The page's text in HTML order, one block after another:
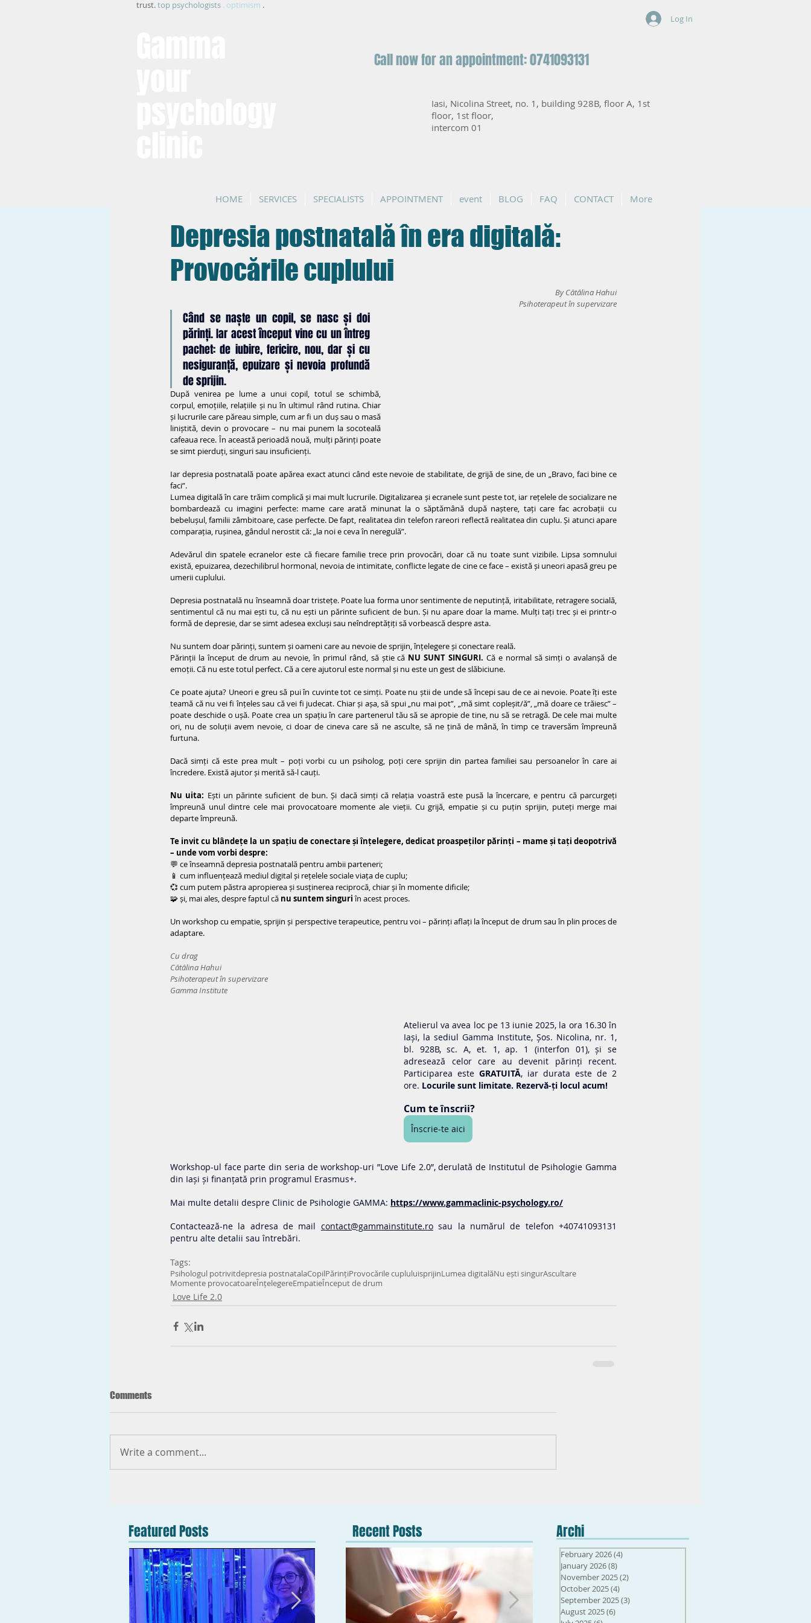
trust.top psychologists . optimism .
Log In
Call now for an appointment: 0741093131
Iasi, Nicolina Street, no. 1, building 928B, floor A, 1st
floor, 1st floor,
intercom 01
HOME SERVICES SPECIALISTS APPOINTMENT event BLOG FAQ CONTACT More
Depresia postnatală în era digitală:
Provocările cuplului
By Cătălina Hahui
Psihoterapeut în supervizare
Când se naște un copil, se nasc și doi
părinți. Iar acest început vine cu un întreg
pachet: de iubire, fericire, nou, dar și cu
nesiguranță, epuizare și nevoia profundă
de sprijin.
După venirea pe lume a unui copil, totul se schimbă,
corpul, emoțiile, relațiile și nu în ultimul rând rutina. Chiar
și lucrurile care păreau simple, cum ar fi un duș sau o masă
liniștită, devin o provocare – nu mai punem la socoteală
cafeaua rece. În această perioadă nouă, mulți părinți poate
se simt pierduți, singuri sau insuficienți.
Iar depresia postnatală poate apărea exact atunci când este nevoie de stabilitate, de grijă de sine, de un „Bravo, faci bine ce
faci”.
Lumea digitală în care trăim complică și mai mult lucrurile. Digitalizarea și ecranele sunt peste tot, iar rețelele de socializare ne
bombardează cu imagini perfecte: mame care arată minunat la o săptămână după naștere, tați care fac acrobații cu
bebelușul, familii zâmbitoare, case perfecte. De fapt, realitatea din telefon rareori reflectă realitatea din cuplu. Și atunci apare
comparația, rușinea, gândul nerostit că: „la noi e ceva în neregulă”.
Adevărul din spatele ecranelor este că fiecare familie trece prin provocări, doar că nu toate sunt vizibile. Lipsa somnului
există, epuizarea, dezechilibrul hormonal, nevoia de intimitate, conflicte legate de cine ce face – există și uneori apasă greu pe
umerii cuplului.
Depresia postnatală nu înseamnă doar tristețe. Poate lua forma unor sentimente de neputință, iritabilitate, retragere socială,
sentimentul că nu mai ești tu, că nu ești un părinte suficient de bun. Și nu apare doar la mame. Mulți tați trec și ei printr-o
formă de depresie, dar se simt adesea excluși sau neîndreptățiți să vorbească despre asta.
Nu suntem doar părinți, suntem și oameni care au nevoie de sprijin, înțelegere și conectare reală.
Părinții la început de drum au nevoie, în primul rând, să știe că NU SUNT SINGURI. Că e normal să simți o avalanșă de
emoții. Că nu este totul perfect. Că a cere ajutorul este normal și nu este un gest de slăbiciune.
Ce poate ajuta? Uneori e greu să pui în cuvinte tot ce simți. Poate nu știi de unde să începi sau de ce ai nevoie. Poate îți este
teamă că nu vei fi înțeles sau că vei fi judecat. Chiar și așa, să spui „nu mai pot”, „mă simt copleșit/ă”, „mă doare ce trăiesc” –
poate deschide o ușă. Poate crea un spațiu în care partenerul tău să se apropie de tine, nu să se retragă. De cele mai multe
ori, nu de soluții avem nevoie, ci doar de cineva care să ne asculte, să ne țină de mână, în timp ce traversăm împreună
furtuna.
Dacă simți că este prea mult – poți vorbi cu un psiholog, poți cere sprijin din partea familiei sau persoanelor în care ai
încredere. Există ajutor și merită să-l cauți.
Nu uita: Ești un părinte suficient de bun. Și dacă simți că relația voastră este pusă la încercare, e pentru că parcurgeți
împreună unul dintre cele mai provocatoare momente ale vieții. Cu grijă, empatie și cu puțin sprijin, puteți merge mai
departe împreună.
Te invit cu blândețe la un spațiu de conectare și înțelegere, dedicat proaspeților părinți – mame și tați deopotrivă
– unde vom vorbi despre:
💬 ce înseamnă depresia postnatală pentru ambii parteneri;
📱 cum influențează mediul digital și rețelele sociale viața de cuplu;
💞 cum putem păstra apropierea și susținerea reciprocă, chiar și în momente dificile;
🧩 și, mai ales, despre faptul că nu suntem singuri în acest proces.
Un workshop cu empatie, sprijin și perspective terapeutice, pentru voi – părinți aflați la început de drum sau în plin proces de
adaptare.
Cu drag
Cătălina Hahui
Psihoterapeut în supervizare
Gamma Institute
Atelierul va avea loc pe 13 iunie 2025, la ora 16.30 în
Iași, la sediul Gamma Institute, Șos. Nicolina, nr. 1,
bl. 928B, sc. A, et. 1, ap. 1 (interfon 01), și se
adresează celor care au devenit părinți recent.
Participarea este GRATUITĂ, iar durata este de 2
ore. Locurile sunt limitate. Rezervă-ți locul acum!
Cum te înscrii?
Înscrie-te aici
Workshop-ul face parte din seria de workshop-uri ”Love Life 2.0”, derulată de Institutul de Psihologie Gamma
din Iași și finanțată prin programul Erasmus+.
Mai multe detalii despre Clinic de Psihologie GAMMA: https://www.gammaclinic-psychology.ro/
Contactează-ne la adresa de mail contact@gammainstitute.ro sau la numărul de telefon +40741093131
pentru alte detalii sau întrebări.
Tags:
Psihologul potrivitdepresia postnatalaCopilPărințiProvocările cupluluisprijinLumea digitalăNu ești singurAscultare
Momente provocatoareÎnțelegereEmpatieÎnceput de drum
Love Life 2.0
Comments
Write a comment...
Featured Posts Recent Posts Archi
February 2026(4)
January 2026(8)
November 2025(2)
October 2025(4)
September 2025(3)
August 2025(6)